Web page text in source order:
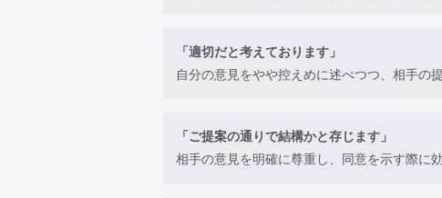
「適切だと考えております」
自分の意見をやや控えめに述べつつ、相手の
「ご提案の通りで結構かと存じます」
相手の意見を明確に尊重し、同意を示す際に効